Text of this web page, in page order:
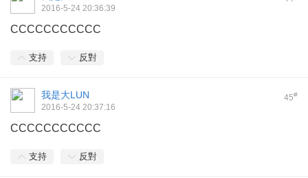
2016-5-24 20:36:39
CCCCCCCCCCC
支持 反對
45#
我是大LUN
2016-5-24 20:37:16
CCCCCCCCCCC
支持 反對